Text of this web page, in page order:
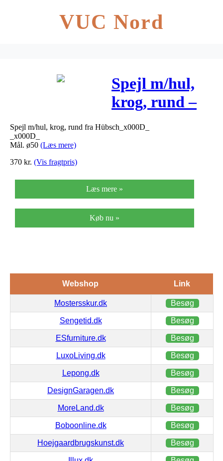
VUC Nord
Spejl m/hul,
krog, rund –
ø50
Spejl m/hul, krog, rund fra Hübsch_x000D_
_x000D_
Mål. ø50 (Læs mere)
370 kr. (Vis fragtpris)
Læs mere »
Køb nu »
Webshop Link
Mostersskur.dk Besøg
Sengetid.dk Besøg
ESfurniture.dk Besøg
LuxoLiving.dk Besøg
Lepong.dk Besøg
DesignGaragen.dk Besøg
MoreLand.dk Besøg
Boboonline.dk Besøg
Hoejgaardbrugskunst.dk Besøg